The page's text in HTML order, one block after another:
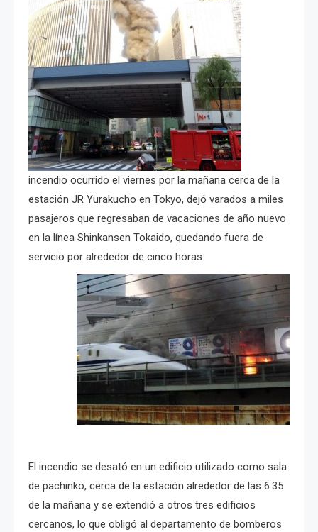
incendio ocurrido el viernes por la mañana cerca de la
estación JR Yurakucho en Tokyo, dejó varados a miles
pasajeros que regresaban de vacaciones de año nuevo
en la línea Shinkansen Tokaido, quedando fuera de
servicio por alrededor de cinco horas.
El incendio se desató en un edificio utilizado como sala
de pachinko, cerca de la estación alrededor de las 6:35
de la mañana y se extendió a otros tres edificios
cercanos, lo que obligó al departamento de bomberos